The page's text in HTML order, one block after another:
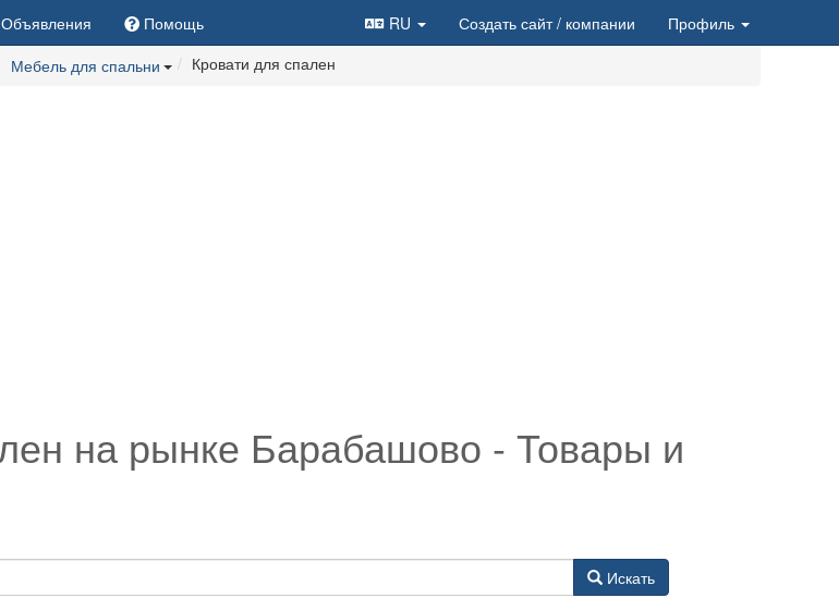
Объявления Помощь RU Создать сайт/ компании
Профиль
Мебель для спальни Кровати для спален
на рынке Барабашово - Товары и
Искать